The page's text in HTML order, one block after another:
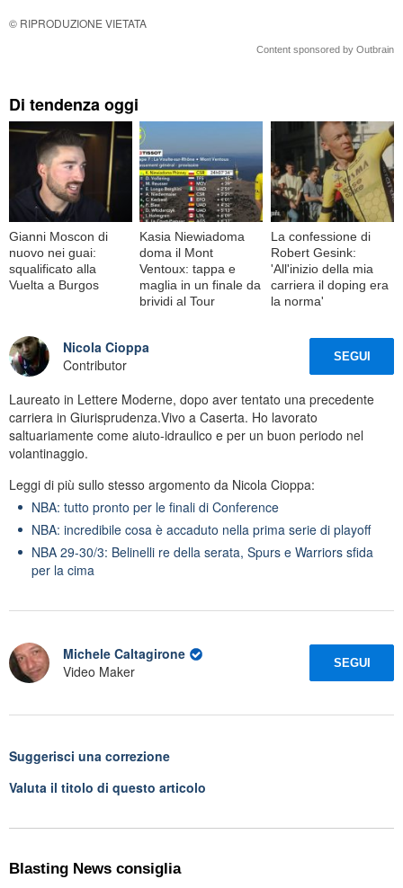
© RIPRODUZIONE VIETATA
Content sponsored by Outbrain
Di tendenza oggi
Gianni Moscon di
nuovo nei guai:
squalificato alla
Vuelta a Burgos
Kasia Niewiadoma
doma il Mont
Ventoux: tappa e
maglia in un finale da
brividi al Tour
La confessione di
Robert Gesink:
'All'inizio della mia
carriera il doping era
la norma'
Nicola Cioppa
Contributor
SEGUI
Laureato in Lettere Moderne, dopo aver tentato una precedente
carriera in Giurisprudenza.Vivo a Caserta. Ho lavorato
saltuariamente come aiuto-idraulico e per un buon periodo nel
volantinaggio.
Leggi di più sullo stesso argomento da Nicola Cioppa:
NBA: tutto pronto per le finali di Conference
NBA: incredibile cosa è accaduto nella prima serie di playoff
NBA 29-30/3: Belinelli re della serata, Spurs e Warriors sfida
per la cima
Michele Caltagirone
Video Maker
SEGUI
Suggerisci una correzione
Valuta il titolo di questo articolo
Blasting News consiglia